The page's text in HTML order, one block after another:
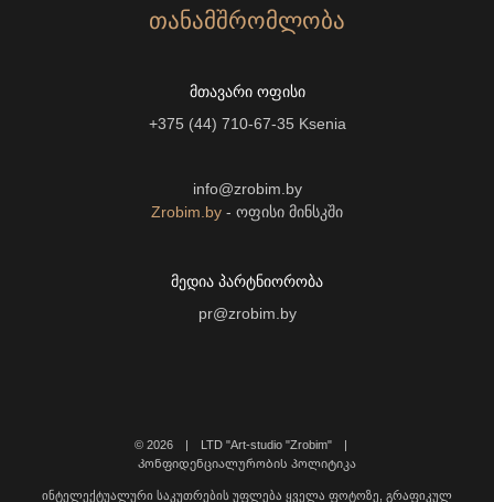
ᲗᲐᲜᲐᲛᲨᲠᲝᲛᲚᲝᲑᲐ
ᲛᲗᲐᲕᲐᲠᲘ ᲝᲤᲘᲡᲘ
+375 (44) 710-67-35 Ksenia
info@zrobim.by
Zrobim.by - ოფისი მინსკში
ᲛᲔᲓᲘᲐ ᲞᲐᲠᲢᲜᲘᲝᲠᲝᲑᲐ
pr@zrobim.by
© 2026 | LTD "Art-studio "Zrobim" |
Კონფიდენციალურობის პოლიტიკა
ინტელექტუალური საკუთრების უფლება ყველა ფოტოზე, გრაფიკულ